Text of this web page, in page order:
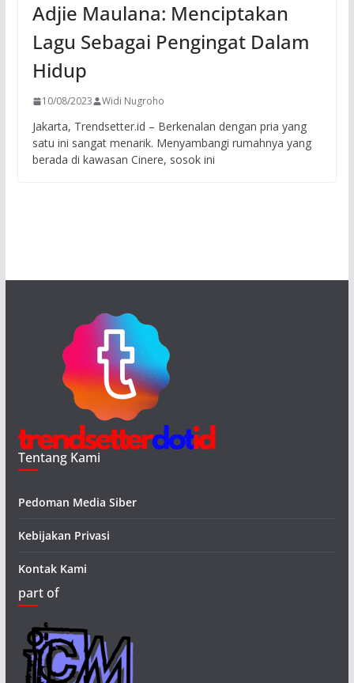
Adjie Maulana: Menciptakan
Lagu Sebagai Pengingat Dalam
Hidup
10/08/2023 Widi Nugroho
Jakarta, Trendsetter.id – Berkenalan dengan pria yang
satu ini sangat menarik. Menyambangi rumahnya yang
berada di kawasan Cinere, sosok ini
Tentang Kami
Pedoman Media Siber
Kebijakan Privasi
Kontak Kami
part of